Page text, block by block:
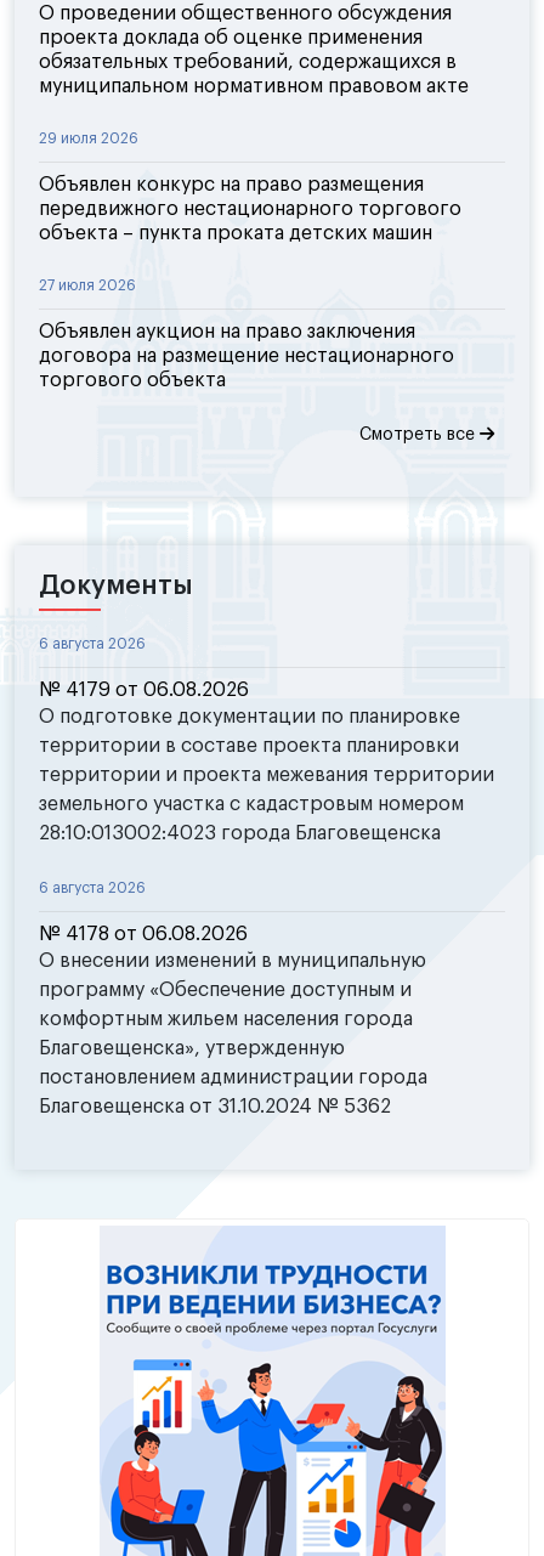
О проведении общественного обсуждения
проекта доклада об оценке применения
обязательных требований, содержащихся в
муниципальном нормативном правовом акте
29 июля 2026
Объявлен конкурс на право размещения
передвижного нестационарного торгового
объекта – пункта проката детских машин
27 июля 2026
Объявлен аукцион на право заключения
договора на размещение нестационарного
торгового объекта
Смотреть все
Документы
6 августа 2026
№ 4179 от 06.08.2026
О подготовке документации по планировке
территории в составе проекта планировки
территории и проекта межевания территории
земельного участка с кадастровым номером
28:10:013002:4023 города Благовещенска
6 августа 2026
№ 4178 от 06.08.2026
О внесении изменений в муниципальную
программу «Обеспечение доступным и
комфортным жильем населения города
Благовещенска», утвержденную
постановлением администрации города
Благовещенска от 31.10.2024 № 5362